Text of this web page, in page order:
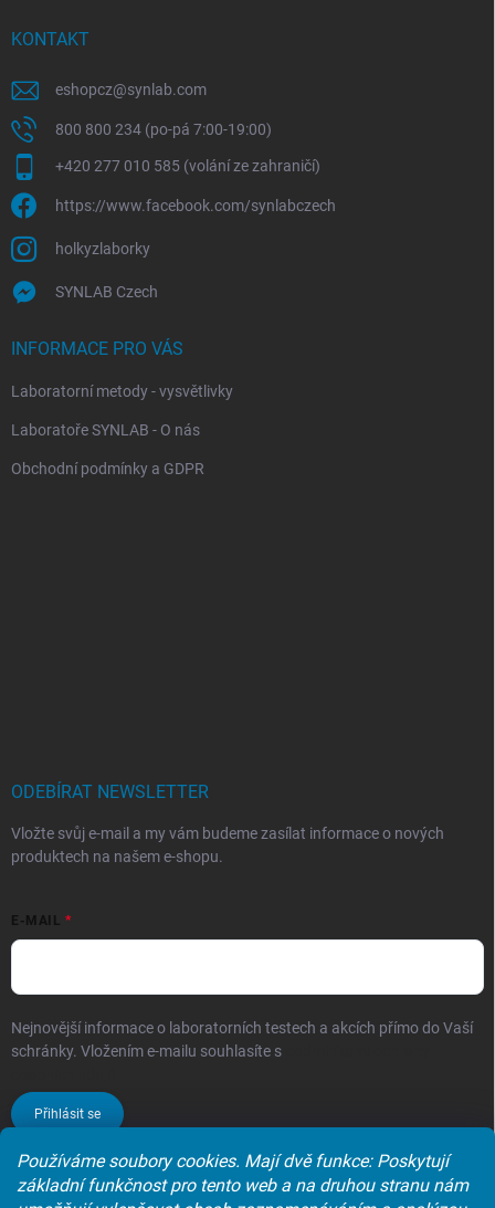
Používáme soubory cookies. Mají dvě funkce: Poskytují
základní funkčnost pro tento web a na druhou stranu nám
KONTAKT
eshopcz@synlab.com
800 800 234 (po-pá 7:00-19:00)
+420 277 010 585 (volání ze zahraničí)
https://www.facebook.com/synlabczech
holkyzlaborky
SYNLAB Czech
INFORMACE PRO VÁS
Laboratorní metody - vysvětlivky
Laboratoře SYNLAB - O nás
Obchodní podmínky a GDPR
ODEBÍRAT NEWSLETTER
Vložte svůj e-mail a my vám budeme zasílat informace o nových
produktech na našem e-shopu.
E-MAIL
Nejnovější informace o laboratorních testech a akcích přímo do Vaší
schránky. Vložením e-mailu souhlasíte s
Přihlásit se